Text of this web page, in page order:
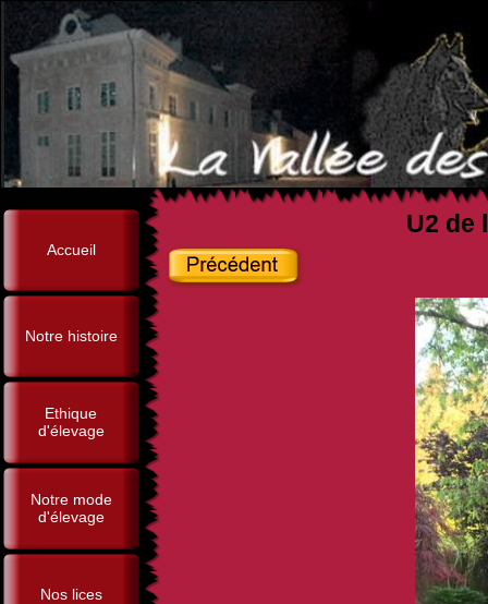
Accueil
Notre histoire
Ethique
d'élevage
Notre mode
d'élevage
Nos lices
U2 de